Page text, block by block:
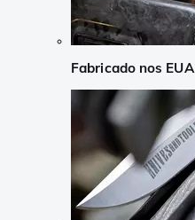
Fabricado nos EUA